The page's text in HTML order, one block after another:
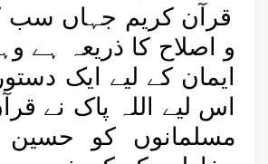
قرآنکریم جہاں سب
و اصلاح کا ذریعہ ہے
ایمان کے لیے ایک
اس لیے اللہ پاک نے
مسلمانوں کو حسین